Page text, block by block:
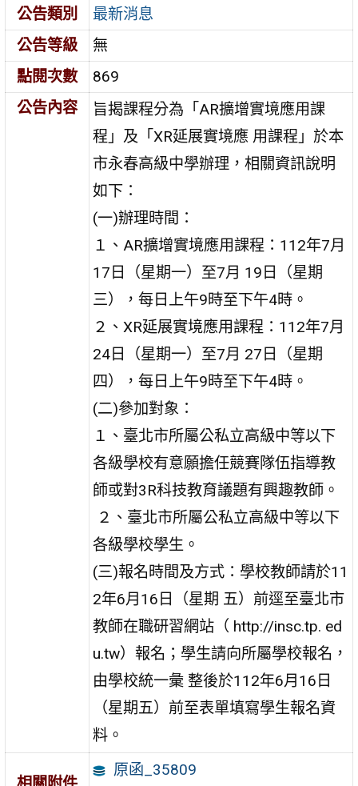
公告類別
最新消息
公告等級
無
點閱次數
869
公告內容
旨揭課程分為「AR擴增實境應用課
程」及「XR延展實境應 用課程」於本
市永春高級中學辦理，相關資訊說明
如下：
(一)辦理時間：
１、AR擴增實境應用課程：112年7月
17日（星期一）至7月 19日（星期
三），每日上午9時至下午4時。
２、XR延展實境應用課程：112年7月
24日（星期一）至7月 27日（星期
四），每日上午9時至下午4時。
(二)參加對象：
１、臺北市所屬公私立高級中等以下
各級學校有意願擔任競賽隊伍指導教
師或對3R科技教育議題有興趣教師。
２、臺北市所屬公私立高級中等以下
各級學校學生。
(三)報名時間及方式：學校教師請於11
2年6月16日（星期 五）前逕至臺北市
教師在職研習網站（ http://insc.tp. ed
u.tw）報名；學生請向所屬學校報名，
由學校統一彙 整後於112年6月16日
（星期五）前至表單填寫學生報名資
料。
原函_35809